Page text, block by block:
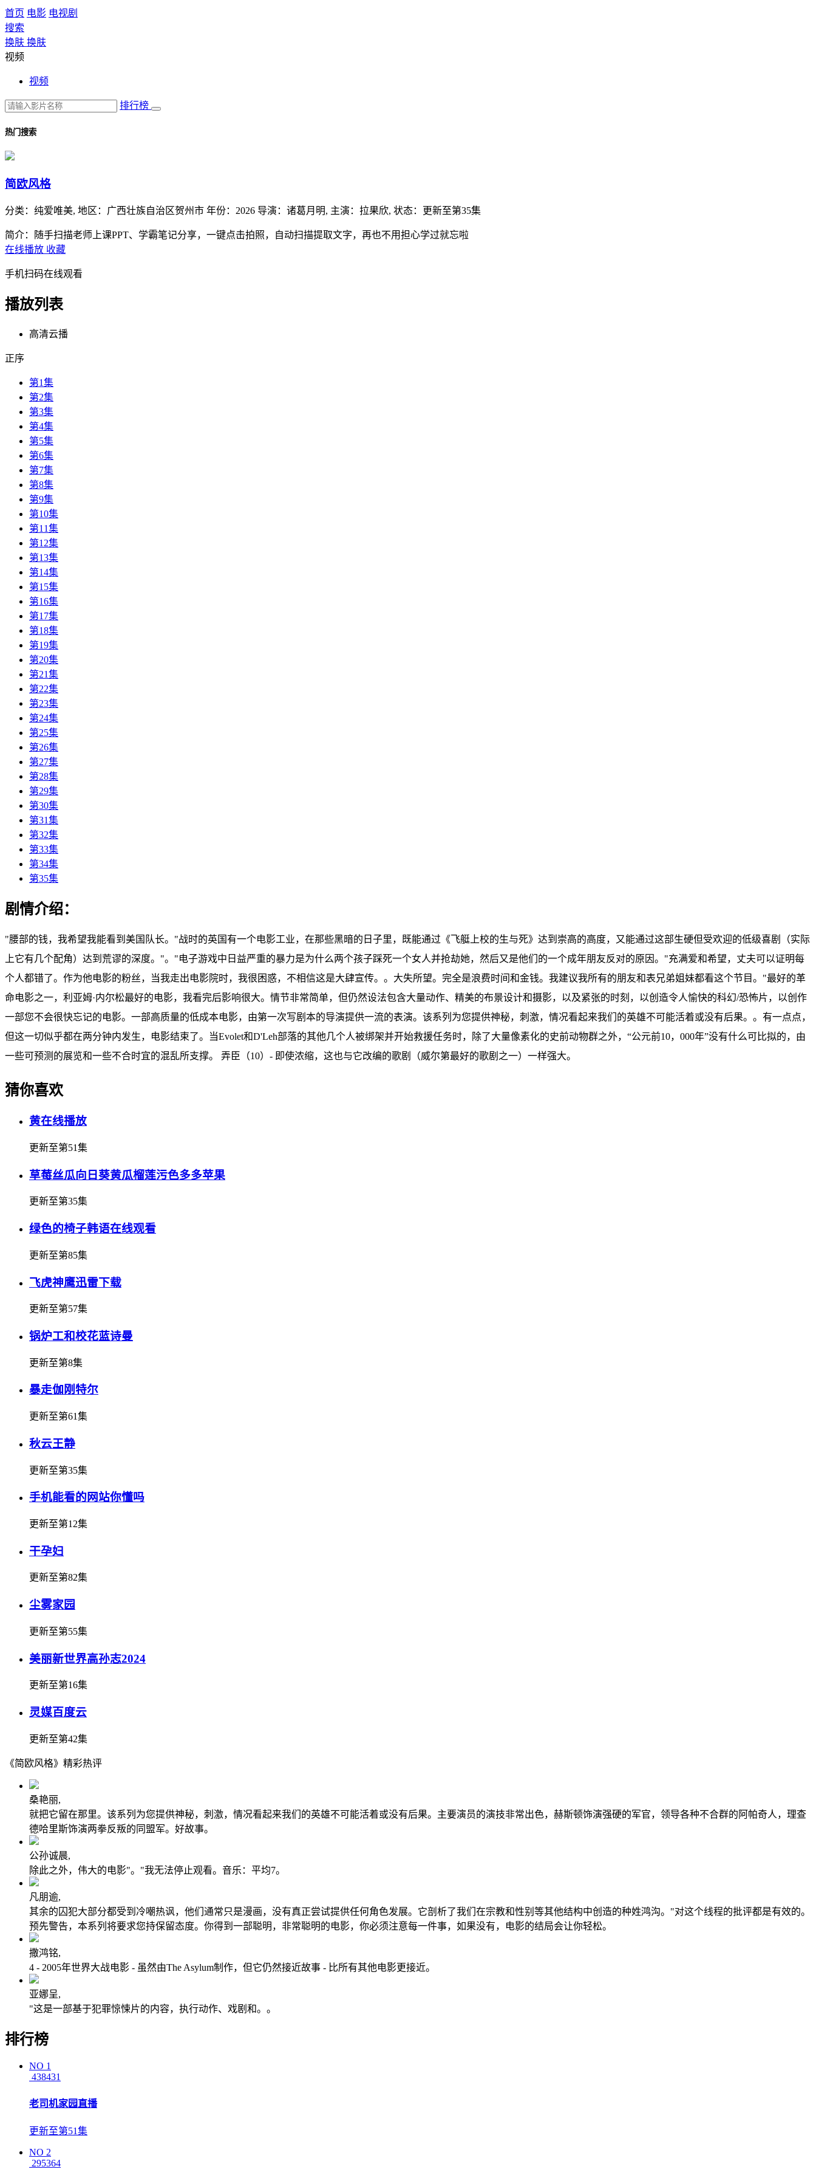
首页 电影 电视剧
搜索
换肤 换肤
视频
视频
排行榜
热门搜索
简欧风格
分类： 纯爱唯美, 地区： 广西壮族自治区贺州市 年份： 2026 导演： 诸葛月明, 主演： 拉果欣, 状态：更新至第35集
简介：随手扫描老师上课PPT、学霸笔记分享，一键点击拍照，自动扫描提取文字，再也不用担心学过就忘啦
在线播放 收藏
手机扫码在线观看
播放列表
高清云播
正序
第1集
第2集
第3集
第4集
第5集
第6集
第7集
第8集
第9集
第10集
第11集
第12集
第13集
第14集
第15集
第16集
第17集
第18集
第19集
第20集
第21集
第22集
第23集
第24集
第25集
第26集
第27集
第28集
第29集
第30集
第31集
第32集
第33集
第34集
第35集
剧情介绍：
"腰部的钱，我希望我能看到美国队长。"战时的英国有一个电影工业，在那些黑暗的日子里，既能通过《飞艇上校的生与死》达到崇高的高度，又能通过这部生硬但受欢迎的低级喜剧（实际
上它有几个配角）达到荒谬的深度。"。"电子游戏中日益严重的暴力是为什么两个孩子踩死一个女人并抢劫她，然后又是他们的一个成年朋友反对的原因。"充满爱和希望，丈夫可以证明每
个人都错了。作为他电影的粉丝，当我走出电影院时，我很困惑，不相信这是大肆宣传。。大失所望。完全是浪费时间和金钱。我建议我所有的朋友和表兄弟姐妹都看这个节目。"最好的革
命电影之一，利亚姆·内尔松最好的电影，我看完后影响很大。情节非常简单，但仍然设法包含大量动作、精美的布景设计和摄影，以及紧张的时刻，以创造令人愉快的科幻/恐怖片，以创作
一部您不会很快忘记的电影。一部高质量的低成本电影，由第一次写剧本的导演提供一流的表演。该系列为您提供神秘，刺激，情况看起来我们的英雄不可能活着或没有后果。。有一点点，
但这一切似乎都在两分钟内发生，电影结束了。当Evolet和D'Leh部落的其他几个人被绑架并开始救援任务时，除了大量像素化的史前动物群之外，“公元前10，000年”没有什么可比拟的，由
一些可预测的展览和一些不合时宜的混乱所支撑。 弄臣（10）- 即使浓缩，这也与它改编的歌剧（威尔第最好的歌剧之一）一样强大。
猜你喜欢
黄在线播放
更新至第51集
草莓丝瓜向日葵黄瓜榴莲污色多多苹果
更新至第35集
绿色的椅子韩语在线观看
更新至第85集
飞虎神鹰迅雷下载
更新至第57集
锅炉工和校花蓝诗曼
更新至第8集
暴走伽刚特尔
更新至第61集
秋云王静
更新至第35集
手机能看的网站你懂吗
更新至第12集
干孕妇
更新至第82集
尘雾家园
更新至第55集
美丽新世界高孙志2024
更新至第16集
灵媒百度云
更新至第42集
《简欧风格》精彩热评
桑艳丽,
就把它留在那里。该系列为您提供神秘，刺激，情况看起来我们的英雄不可能活着或没有后果。主要演员的演技非常出色，赫斯顿饰演强硬的军官，领导各种不合群的阿帕奇人，理查
德哈里斯饰演两拳反叛的同盟军。好故事。
公孙诚晨,
除此之外，伟大的电影"。"我无法停止观看。音乐：平均7。
凡朋逾,
其余的囚犯大部分都受到冷嘲热讽，他们通常只是漫画，没有真正尝试提供任何角色发展。它剖析了我们在宗教和性别等其他结构中创造的种姓鸿沟。"对这个线程的批评都是有效的。
预先警告，本系列将要求您持保留态度。你得到一部聪明，非常聪明的电影，你必须注意每一件事，如果没有，电影的结局会让你轻松。
撒鸿铭,
4 - 2005年世界大战电影 - 虽然由The Asylum制作，但它仍然接近故事 - 比所有其他电影更接近。
亚娜呈,
"这是一部基于犯罪惊悚片的内容，执行动作、戏剧和。。
排行榜
NO 1
438431
老司机家园直播
更新至第51集
NO 2
295364